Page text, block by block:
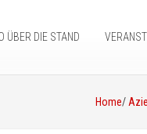
ÜBER DIE STAND VERANST
Home/